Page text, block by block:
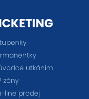
utkáním
zóny
line prodej